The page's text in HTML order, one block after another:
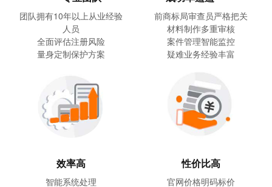
团队拥有10年以上从业经验
人员
全面评估注册风险
量身定制保护方案
前商标局审查员严格把关
材料制作多重审核
案件管理智能监控
疑难业务经验丰富
效率高
智能系统处理
性价比高
官网价格明码标价